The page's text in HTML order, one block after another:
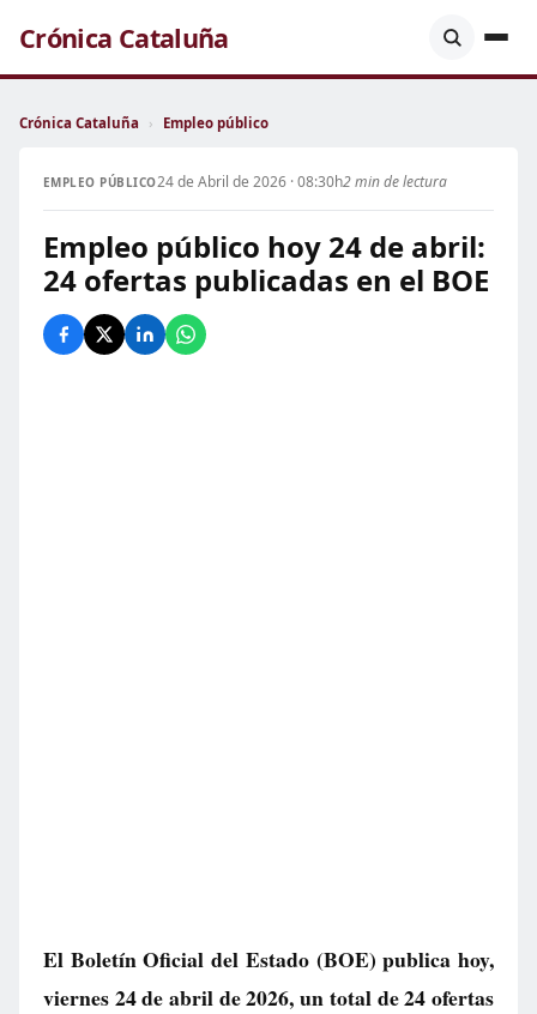
Crónica Cataluña
Crónica Cataluña › Empleo público
EMPLEO PÚBLICO24 de Abril de 2026 · 08:30h2 min de lectura
Empleo público hoy 24 de abril:
24 ofertas publicadas en el BOE
El Boletín Oficial del Estado (BOE) publica hoy,
viernes 24 de abril de 2026, un total de24 ofertas